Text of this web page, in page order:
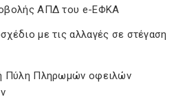
ΑΠΔ του e-ΕΦΚΑ
με τις αλλαγές σε στέγαση
Πύλη Πληρωμών οφειλών